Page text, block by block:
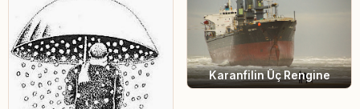
Karanfilin Üç Rengine